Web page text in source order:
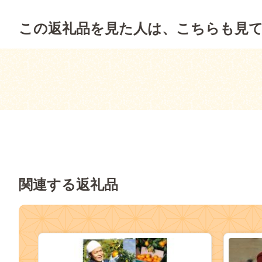
この返礼品を見た人は、こちらも見
関連する返礼品